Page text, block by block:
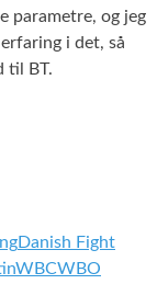
parametre, og jeg
i det, så
til BT.
Danish Fight
WBCWBO